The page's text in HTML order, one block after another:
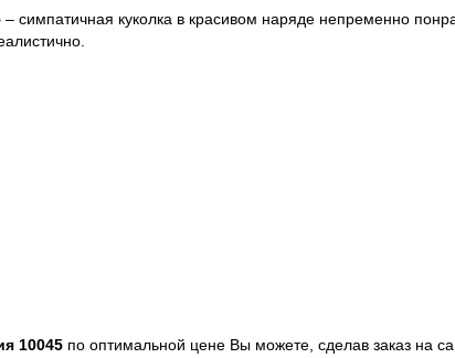
– симпатичная куколка в красивом наряде непременно
10045 по оптимальной цене Вы можете, сделав заказ на